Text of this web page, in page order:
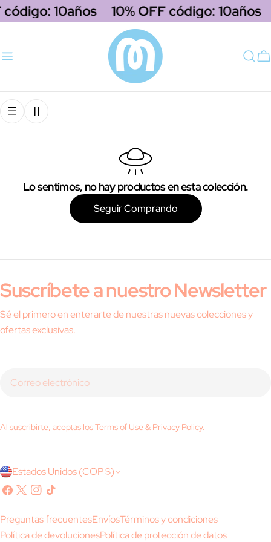
saltar
al
código: 10años 10% OFF código: 10años
Lo sentimos, no hay productos en esta colección.
Seguir Comprando
Suscríbete a nuestro Newsletter
Sé el primero en enterarte de nuestras nuevas colecciones y
ofertas exclusivas.
Al suscribirte, aceptas losTerms of Use& Privacy Policy.
P
a
í
s
Estados Unidos (COP $)
Facebook
X
Instagram
Tik
Preguntas frecuentesEnvíosTérminos y condiciones
Política de devolucionesPolítica de protección de datos